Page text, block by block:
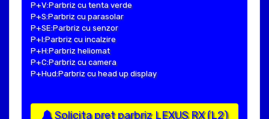
P+V:Parbriz cu tenta verde
P+S:Parbriz cu parasolar
P+SE:Parbriz cu senzor
P+I:Parbriz cu incalzire
P+H:Parbriz heliomat
P+C:Parbriz cu camera
P+Hud:Parbriz cu head up display
Solicita pret parbriz LEXUS RX (L2)